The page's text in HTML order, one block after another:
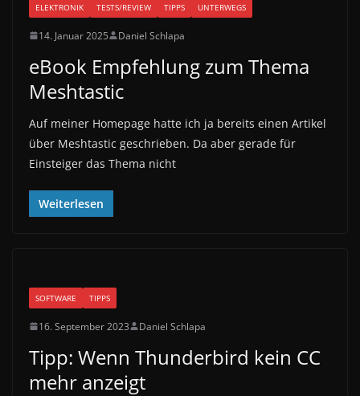
ELEKTRONIK TESTS/REVIEW TIPPS UNTERWEGS
14. Januar 2025 Daniel Schlapa
eBook Empfehlung zum Thema
Meshtastic
Auf meiner Homepage hatte ich ja bereits einen Artikel
über Meshtastic geschrieben. Da aber gerade für
Einsteiger das Thema nicht
Weiterlesen
SOFTWARE TIPPS
16. September 2023 Daniel Schlapa
Tipp: Wenn Thunderbird kein CC
mehr anzeigt